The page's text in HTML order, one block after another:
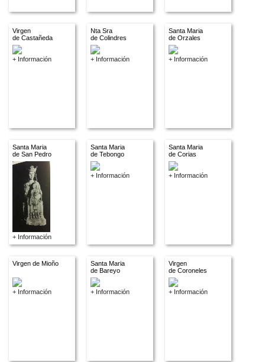
Virgen
de Castañeda
+ Información
Nta Sra
de Colindres
+ Información
Santa Maria
de Orzales
+ Información
Santa Maria
de San Pedro
+ Información
Santa Maria
de Tebongo
+ Información
Santa Maria
de Corias
+ Información
Virgen de Mioño
+ Información
Santa Maria
de Bareyo
+ Información
Virgen
de Coroneles
+ Información